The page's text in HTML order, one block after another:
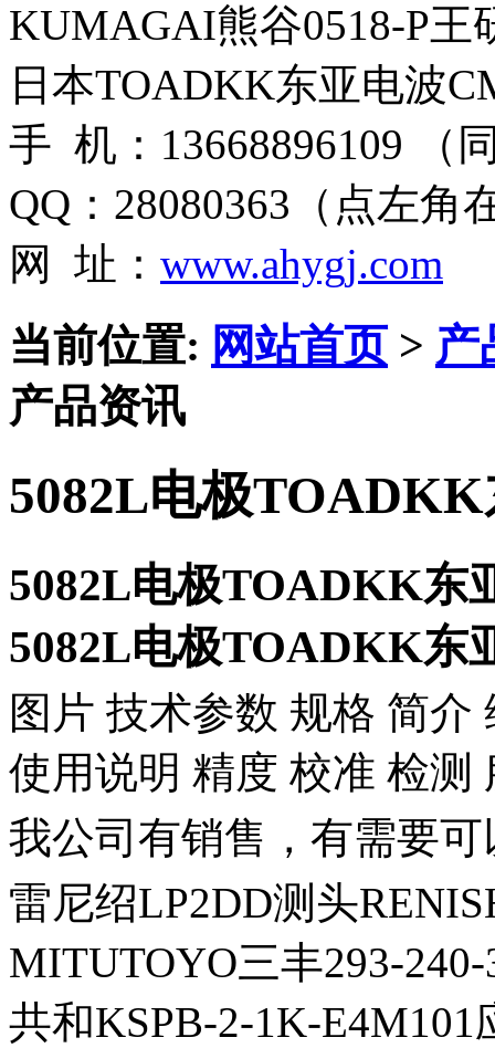
KUMAGAI熊谷0518-P王
日本TOADKK东亚电波
手 机：13668896109 （
QQ：28080363（点左角
网 址： www.ahygj.com
当前位置: 网站首页> 产
产品资讯
5082L电极
5082L电极TOADKK东
5082L电极TOADKK东
图片 技术参数 规格 简
使用说明 精度 校准 检测
我公司有销售，有需要
雷尼绍LP2DD测头
MITUTOYO三丰293-
共和KSPB-2-1K-